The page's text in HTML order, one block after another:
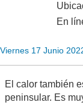
En
Viernes 17 Junio
El calor también
peninsular. Es